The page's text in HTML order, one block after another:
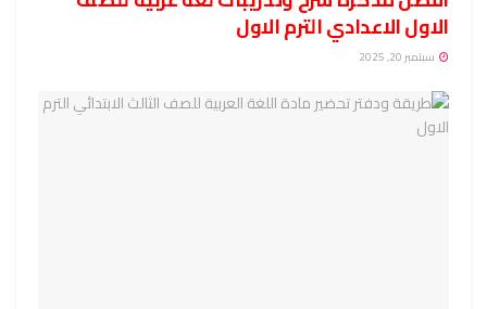
الاول الاعدادي الترم الاول
سبتمبر 20, 2025